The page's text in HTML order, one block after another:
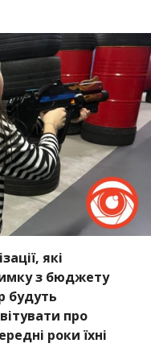
які
з бюджету
будуть
про
роки їхні